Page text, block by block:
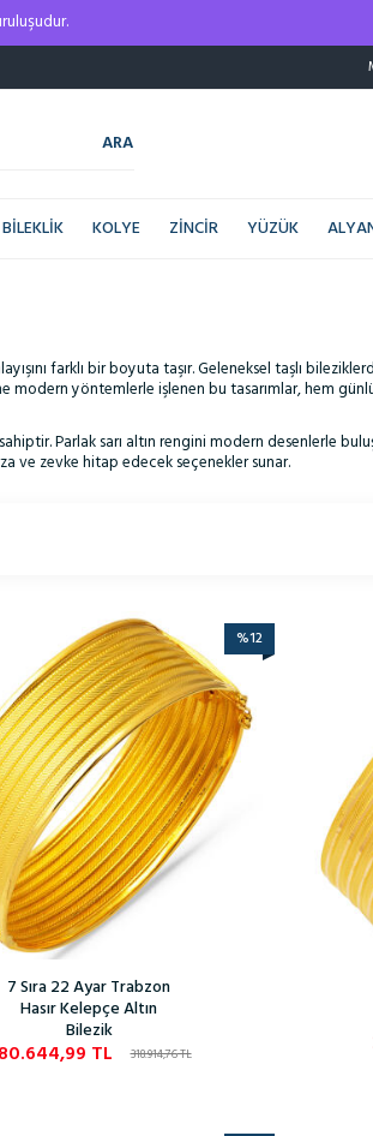
ARA
KOLYE ZINCIR YÜZÜK
farklı bir boyuta taşır. Geleneksel taşlı
modern yöntemlerle işlenen bu tasarımlar, hem
Parlak sarı altın rengini modern desenlerle
ve zevke hitap edecek seçenekler sunar.
%12
7 Sıra 22 Ayar Trabzon
Hasır Kelepçe Altın
Bilezik
318.914,76TL
TL